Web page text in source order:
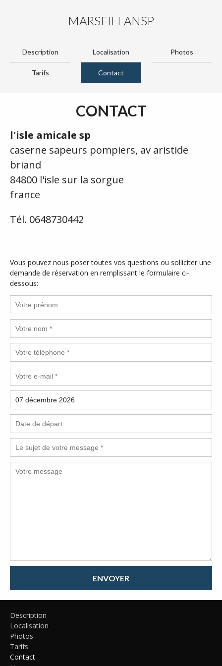
MARSEILLANSP
Description Localisation Photos
Tarifs Contact
CONTACT
l'isle amicale sp
caserne sapeurs pompiers, av aristide
briand
84800 l'isle sur la sorgue
france
Tél. 0648730442
Vous pouvez nous poser toutes vos questions ou solliciter une
demande de réservation en remplissant le formulaire ci-
dessous:
ENVOYER
Description
Localisation
Photos
Tarifs
Contact